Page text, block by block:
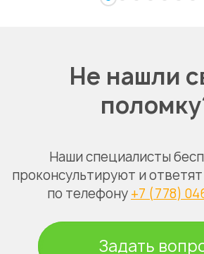
Не нашли
Наши специалисты
проконсультируют и
по телефону +7 (778)
Задать